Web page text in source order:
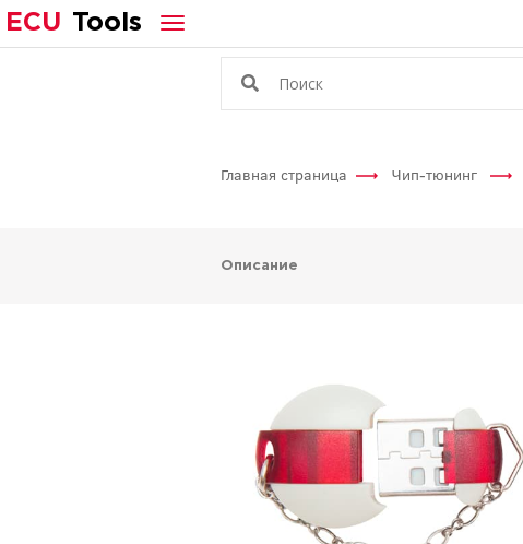
ECU Tools
Главная страница Чип-тюнинг
Описание